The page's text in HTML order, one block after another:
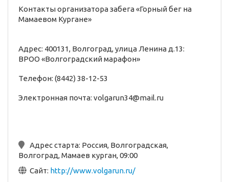
Контакты организатора забега «Горный бег на
Мамаевом Кургане»
Адрес: 400131, Волгоград, улица Ленина д.13:
ВРОО «Волгоградский марафон»
Телефон: (8442) 38-12-53
Электронная почта: volgarun34@mail.ru
Адрес старта: Россия, Волгоградская,
Волгоград, Мамаев курган, 09:00
Сайт: http://www.volgarun.ru/